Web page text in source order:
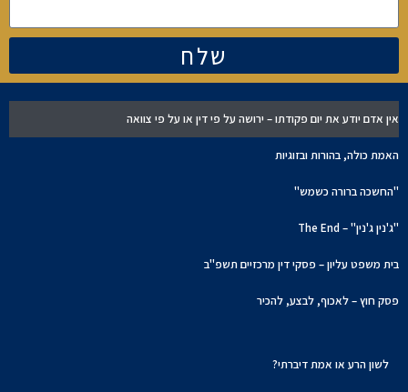
שלח
אין אדם יודע את יום פקודתו – ירושה על פי דין או על פי צוואה
האמת כולה, בהורות ובזוגיות
"החשכה ברורה כשמש"
"ג'נין ג'נין" – The End
בית משפט עליון – פסקי דין מרכזיים תשפ"ב
פסק חוץ – לאכוף, לבצע, להכיר
לשון הרע או אמת דיברתי?